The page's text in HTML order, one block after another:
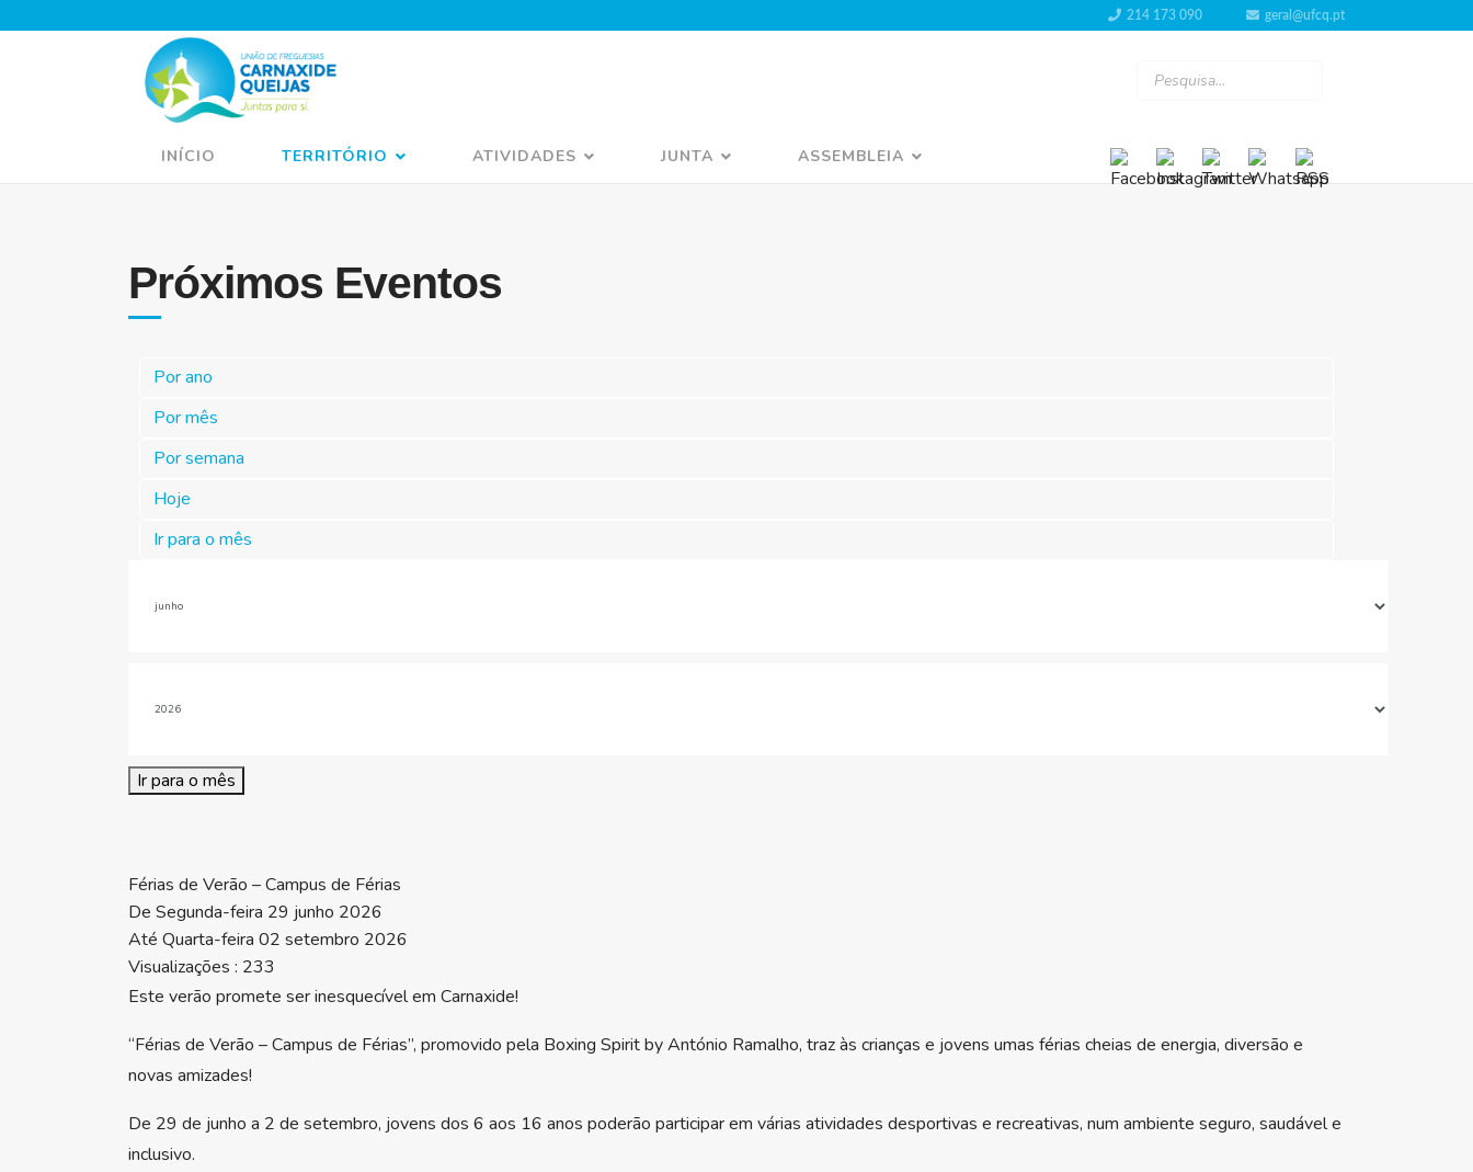
214 173 090 geral@ufcq.pt
INÍCIO TERRITÓRIO ATIVIDADES JUNTA ASSEMBLEIA
Próximos Eventos
Por ano
Por mês
Por semana
Hoje
Ir para o mês
Ir para o mês
Férias de Verão – Campus de Férias
De Segunda-feira 29 junho 2026
Até Quarta-feira 02 setembro 2026
Visualizações : 233
Este verão promete ser inesquecível em Carnaxide!
“Férias de Verão – Campus de Férias”, promovido pela Boxing Spirit by António Ramalho, traz às crianças e jovens umas férias cheias de energia, diversão e
novas amizades!
De 29 de junho a 2 de setembro, jovens dos 6 aos 16 anos poderão participar em várias atividades desportivas e recreativas, num ambiente seguro, saudável e
inclusivo.